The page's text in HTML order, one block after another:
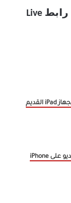
رابط Live
أفضل الاستخدامات العملية لجهاز iPad القديم
طريقة حفظ الصوت من أي فيديو على iPhone